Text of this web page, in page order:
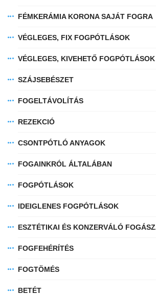
FÉMKERÁMIA KORONA SAJÁT FOGRA
VÉGLEGES, FIX FOGPÓTLÁSOK
VÉGLEGES, KIVEHETŐ FOGPÓTLÁSOK
SZÁJSEBÉSZET
FOGELTÁVOLÍTÁS
REZEKCIÓ
CSONTPÓTLÓ ANYAGOK
FOGAINKRÓL ÁLTALÁBAN
FOGPÓTLÁSOK
IDEIGLENES FOGPÓTLÁSOK
ESZTÉTIKAI ÉS KONZERVÁLÓ
FOGFEHÉRÍTÉS
FOGTÖMÉS
BETÉT